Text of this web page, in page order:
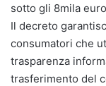
sotto gli 8mila
Il decreto
consumatori che
trasparenza
trasferimento del